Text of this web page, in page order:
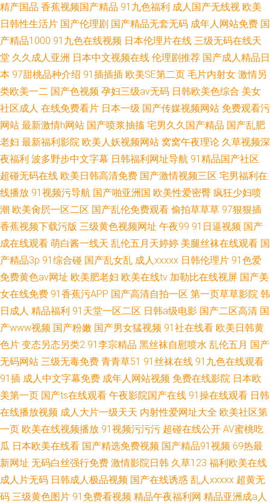
精产国品 香蕉视频国产精品 91九色福利 成人国产无线视 欧美
日韩性生活片 国产伦理剧 国产精品无套无码 成年人网站免费 国
产精品1000 91九色在线视频 日本伦理片在线 三级无码在线天
堂 久久成人亚洲 日本中文视频在线 伦理剧推荐 国产成人精品日
本 97甜桃品种介绍 91插插插 欧美SE第二页 毛片内射女 激情另
类欧美一二 国产色视频 孕妇三级av无码 日韩欧美色综合 美女
社区成人 在线免费看片 日本一级 国产传媒视频网站 免费观看污
网站 最新激情h网站 国产喷浆抽搐 宅男久久国产精品 国产乱肥
老妇 最新福利影院 欧美人妖视频网站 窝窝午夜理论 久草视频深
夜福利 波多野步中文字幕 日韩福利网址导航 91精品国产社区
超碰无码在线 欧美日韩高清免费 国产激情视频三区 宅男福利在
线播放 91视频污导航 国产啪亚洲国 欧美性爱密臀 疯狂少妇喷
潮 欧美肏屄一区二区 国产乱伦免费观看 偷拍草草草 97狠狠插
香蕉视频下载污版 三级黄色视频网址 午夜99 91日逼视频 国产
成在线观看 萌白酱一线天 乱伦五月天婷婷 美腿丝袜在线观看 国
产精品3p 91综合碰 国产乱女乱 成人xxxxx 日韩伦理片 91色爱
免费黄色av网址 欧美肥老妇 欧美在线tv 加勒比在线视屏 国产美
女在线免费 91香蕉污APP 国产高清自拍一区 第一页草草影院 韩
日成人 精品福利 91天堂一区二区 日韩a级电影 国产二区高清 国
产www视频 国产粉嫩 国产男女猛视频 91社在线看 欧美日韩黄
色片 变态另态另类2 91李宗精品 黑丝袜自慰喷水 乱伦五月 国产
无码网站 三级无毒免费 青青草51 91丝袜在线 91九色在线观看
91插 成人中文字幕免费 成年人网站视频 免费在线影院 日本欧
美第一页 国产ts在线观看 午夜影院国产在线 91操在线观看 日韩
在线播放视频 成人大片一级天天 内射性爱网址大全 欧美社区第
一页 欧美在线视频播放 91视频污污污 超碰在线公开 AV蜜桃吃
瓜 日本欧美在线看 国产精选免费视频 国产精品91视频 69热最
新网址 无码白丝强行免费 激情影院日韩 久草123 福利欧美在线
成人片无码 日韩成人极品视频 国产在线诱惑 乱人xxxxx 超黄无
码 三级黄色图片 91免费看视频 精品午夜福利网 精品亚洲成a人